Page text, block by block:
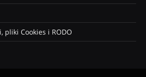
pliki Cookies i RODO